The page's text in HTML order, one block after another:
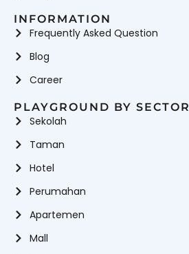
INFORMATION
Frequently Asked Question
Blog
Career
PLAYGROUND BY SECTOR
Sekolah
Taman
Hotel
Perumahan
Apartemen
Mall